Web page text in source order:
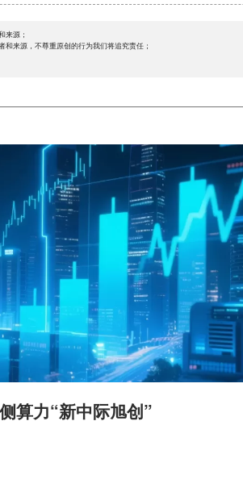
来源；
来源，不尊重原创的行为我们将追究责任；
算力“新中际旭创”